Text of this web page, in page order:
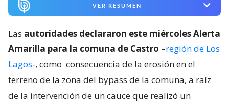
VER RESUMEN
Las autoridades declararon este miércoles Alerta
Amarilla para la comuna de Castro –región de Los
Lagos-, como consecuencia de la erosión en el
terreno de la zona del bypass de la comuna, a raíz
de la intervención de un cauce que realizó un